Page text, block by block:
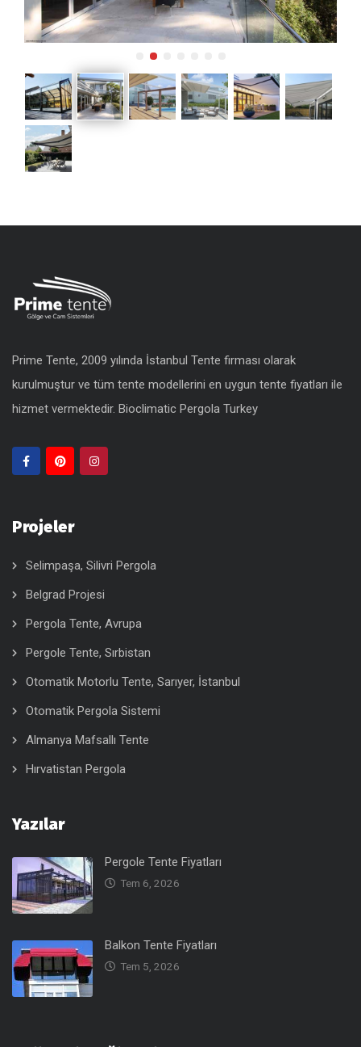
Prime Tente, 2009 yılında İstanbul Tente firması olarak
kurulmuştur ve tüm tente modellerini en uygun tente fiyatları ile
hizmet vermektedir. Bioclimatic Pergola Turkey
Projeler
Selimpaşa, Silivri Pergola
Belgrad Projesi
Pergola Tente, Avrupa
Pergole Tente, Sırbistan
Otomatik Motorlu Tente, Sarıyer, İstanbul
Otomatik Pergola Sistemi
Almanya Mafsallı Tente
Hırvatistan Pergola
Yazılar
Pergole Tente Fiyatları
Tem 6, 2026
Balkon Tente Fiyatları
Tem 5, 2026